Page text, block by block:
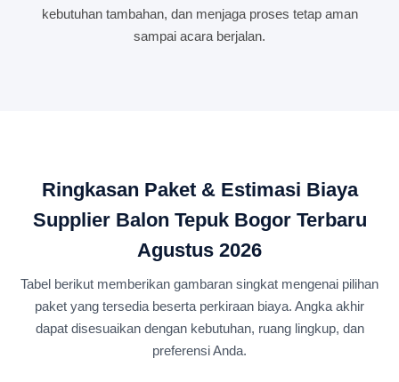
kebutuhan tambahan, dan menjaga proses tetap aman
sampai acara berjalan.
Ringkasan Paket & Estimasi Biaya
Supplier Balon Tepuk Bogor Terbaru
Agustus 2026
Tabel berikut memberikan gambaran singkat mengenai pilihan
paket yang tersedia beserta perkiraan biaya. Angka akhir
dapat disesuaikan dengan kebutuhan, ruang lingkup, dan
preferensi Anda.